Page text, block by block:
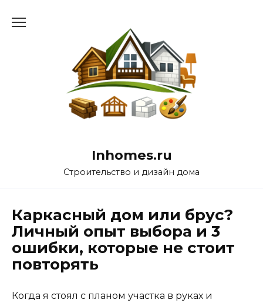
Inhomes.ru
Строительство и дизайн дома
Каркасный дом или брус?
Личный опыт выбора и 3
ошибки, которые не стоит
повторять
Когда я стоял с планом участка в руках и